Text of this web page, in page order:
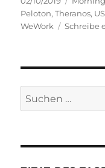
am
Peloton,Theranos,
WeWork
Schreibe
Suche
nach: